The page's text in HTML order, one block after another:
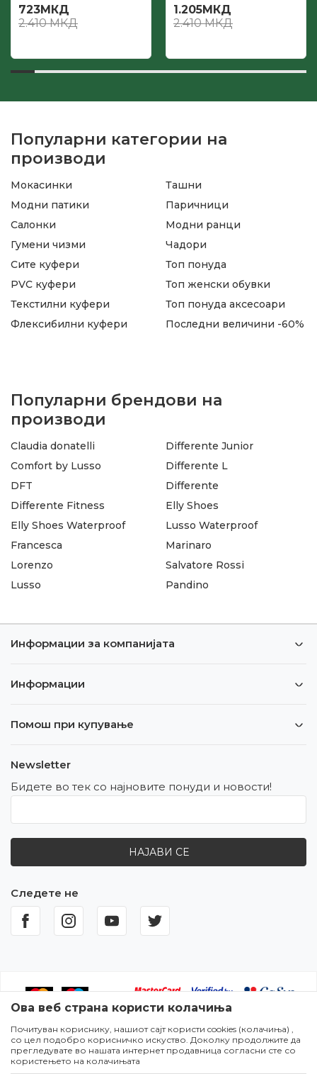
723МКД
2.410МКД
1.205МКД
2.410МКД
Популарни категории на
производи
Мокасинки
Модни патики
Салонки
Гумени чизми
Ташни
Паричници
Модни ранци
Чадори
Сите куфери
PVC куфери
Текстилни куфери
Флексибилни куфери
Топ понуда
Топ женски обувки
Топ понуда аксесоари
Последни величини -60%
Популарни брендови на
производи
Claudia donatelli
Comfort by Lusso
DFT
Differente Fitness
Differente Junior
Differente L
Differente
Elly Shoes
Elly Shoes Waterproof
Francesca
Lorenzo
Lusso
Lusso Waterproof
Marinaro
Salvatore Rossi
Pandino
Информации за компанијата
Информации
Помош при купување
Newsletter
Бидете во тек со најновите понуди и новости!
НАЈАВИ СЕ
Следете не
Настојуваме да бидеме што попрецизни во описот на
производите,прикажувањето на сликите и самите цени,но не
можеме да гарантираме дека сите информации се комплетни и
без грешки. Сите артикли прикажани на сајтот се дел од нашата
Ова веб страна користи колачиња
Почитуван кориснику, нашиот сајт користи cookies (колачиња) ,
со цел подобро корисничко искуство. Доколку продолжите да
прегледувате во нашата интернет продавница согласни сте со
користењето на колачињата